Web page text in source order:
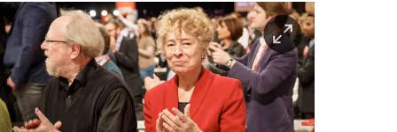
nord
wahrheit
verlag
verlag